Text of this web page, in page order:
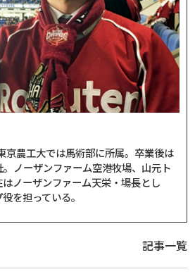
京農工大では馬術部に所属。卒業後は
ノーザンファーム空港牧場、山元ト
ノーザンファーム天栄・場長とし
を担っている。
記事一覧